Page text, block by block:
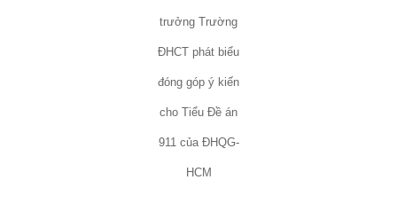
trưởng Trường
ĐHCT phát biểu
đóng góp ý kiến
cho Tiểu Đề án
911 của ĐHQG-
HCM